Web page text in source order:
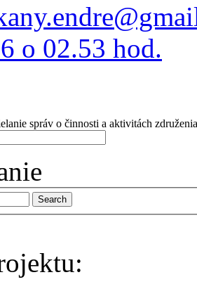
o 02.53 hod.
správ o činnosti a aktivitách
Search